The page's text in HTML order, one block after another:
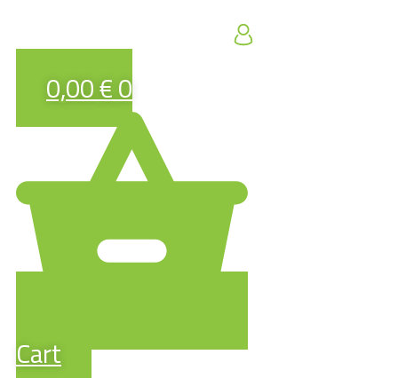
0,00€0
Cart